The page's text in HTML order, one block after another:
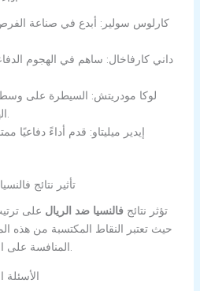
كارلوس سولير: أبدع في صناعة
داني كارفاخال: ساهم في الهجوم
لوكا مودريتش: السيطرة على
الهجومي للفريق الملكي.
إيدير ميليتاو: قدم أداءً دفاعيًا
تأثير نتائج
تؤثر نتائجفالنسيا ضد الريال على
حيث تعتبر النقاط المكتسبة من هذه
المنافسة على اللقب وتأمين المراكز المتقدمة.
الأسئلة